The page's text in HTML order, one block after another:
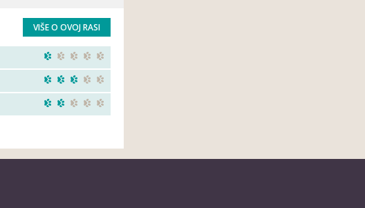
VIŠE O OVOJ RASI